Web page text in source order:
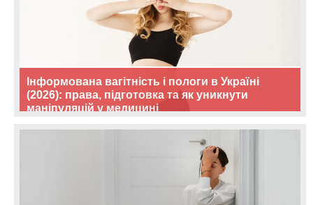
Інформована вагітність і пологи в Україні
(2026): права, підготовка та як уникнути
маніпуляцій у медицині